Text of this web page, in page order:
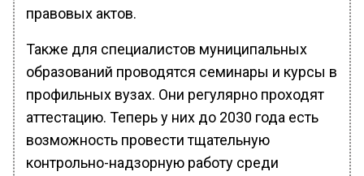
правовых актов.
Также для специалистов муниципальных
образований проводятся семинары и курсы в
профильных вузах. Они регулярно проходят
аттестацию. Теперь у них до 2030 года есть
возможность провести тщательную
контрольно-надзорную работу среди